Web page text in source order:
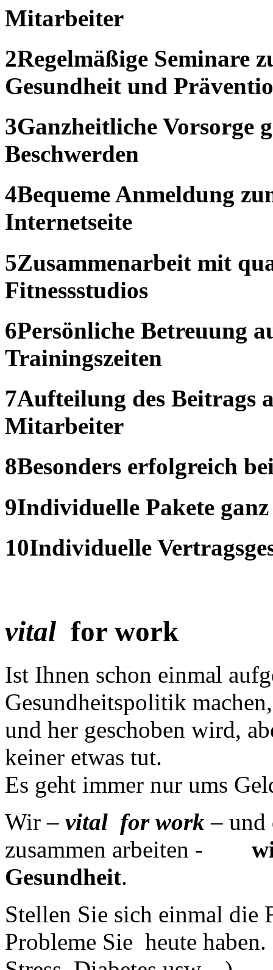
Mitarbeiter
2Regelmäßige Seminare
Gesundheit und
3Ganzheitliche Vorsorge
Beschwerden
4Bequeme Anmeldung
Internetseite
5Zusammenarbeit mit
Fitnessstudios
6Persönliche Betreuung
Trainingszeiten
7Aufteilung des Beitrags
Mitarbeiter
8Besonders erfolgreich
9Individuelle Pakete
10Individuelle
vital for work
Ist Ihnen schon einmal
Gesundheitspolitik
und her geschoben wird,
keiner etwas tut.
Es geht immer nur ums
Wir – vital for work – und
zusammen arbeiten - wir
Gesundheit.
Stellen Sie sich einmal die
Probleme Sie heute